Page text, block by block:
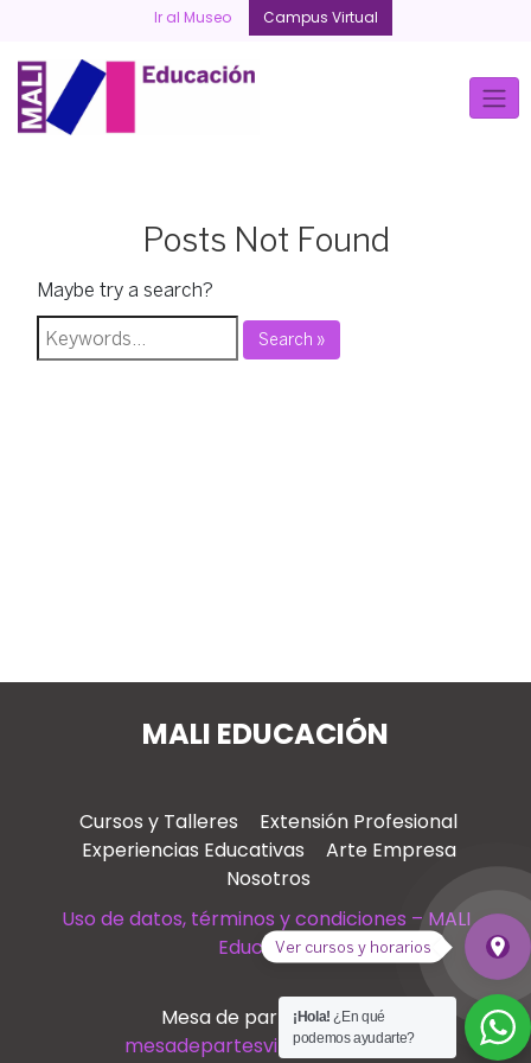
content
Ir al Museo Campus Virtual
Posts Not Found
Maybe try a search?
Search »
MALI EDUCACIÓN
Cursos y Talleres
Extensión Profesional
Experiencias Educativas
Arte Empresa
Nosotros
Uso de datos, términos y condiciones – MALI
Educación
Mesa de partes virtual
mesadepartesvirtual@mali.pe
¡Hola! ¿En qué
podemos ayudarte?
Ver
place
Ver cursos y horarios